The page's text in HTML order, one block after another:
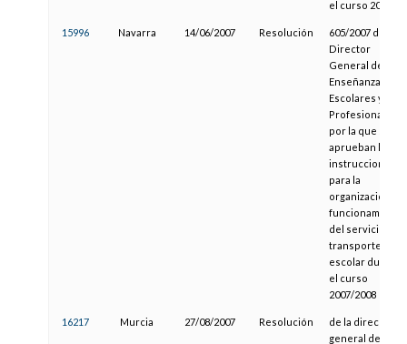
el curso 2006-07
15996 Navarra 14/06/2007 Resolución
605/2007 del
Director
General de
Enseñanzas
Escolares y
Profesionales,
por la que se
aprueban las
instrucciones
para la
organización y
funcionamiento
del servicio de
transporte
escolar durante
el curso
2007/2008
16217 Murcia 27/08/2007 Resolución
de la dirección
general de